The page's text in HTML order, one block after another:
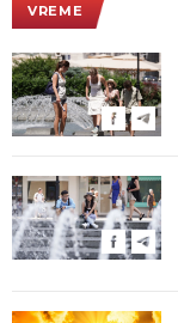
VREME